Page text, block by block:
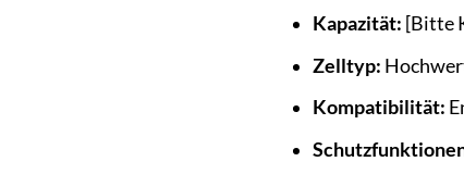
Kapazität: [Bitte
Zelltyp:
Kompatibilität: